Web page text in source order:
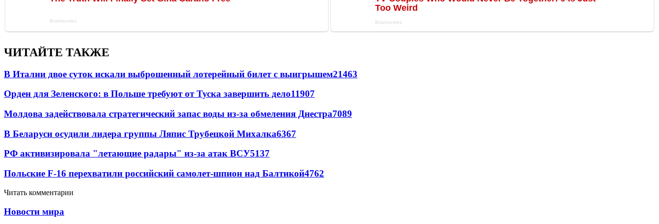
ЧИТАЙТЕ ТАКЖЕ
В Италии двое суток искали выброшенный лотерейный билет с выигрышем21463
Орден для Зеленского: в Польше требуют от Туска завершить дело11907
Молдова задействовала стратегический запас воды из-за обмеления Днестра7089
В Беларуси осудили лидера группы Ляпис Трубецкой Михалка6367
РФ активизировала "летающие радары" из-за атак ВСУ5137
Польские F-16 перехватили российский самолет-шпион над Балтикой4762
Читать комментарии
Новости мира